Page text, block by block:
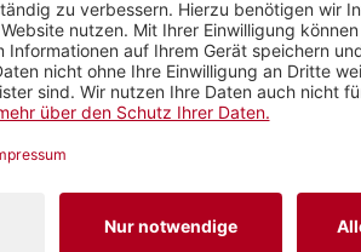
Name in unserem LINK-Magazin